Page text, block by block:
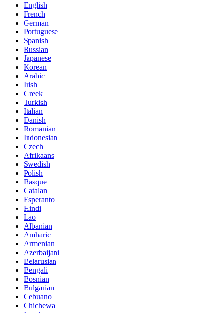
English
French
German
Portuguese
Spanish
Russian
Japanese
Korean
Arabic
Irish
Greek
Turkish
Italian
Danish
Romanian
Indonesian
Czech
Afrikaans
Swedish
Polish
Basque
Catalan
Esperanto
Hindi
Lao
Albanian
Amharic
Armenian
Azerbaijani
Belarusian
Bengali
Bosnian
Bulgarian
Cebuano
Chichewa